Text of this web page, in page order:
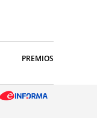
PREMIOS